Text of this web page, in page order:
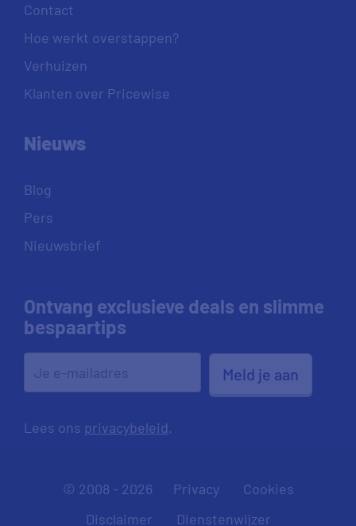
Contact
Hoe werkt overstappen?
Verhuizen
Klanten over Pricewise
Nieuws
Blog
Pers
Nieuwsbrief
Ontvang exclusieve deals en slimme
bespaartips
Meld je aan
Lees ons privacybeleid.
© 2008 - 2026 Privacy
Cookies
Disclaimer
Dienstenwijzer